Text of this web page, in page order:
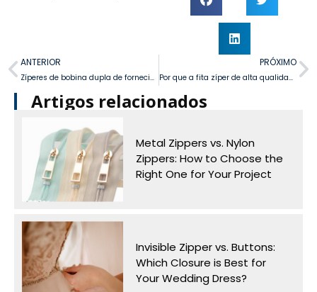
ANTERIOR
Zíperes de bobina dupla de fornecimento em massa para bagagem
PRÓXIMO
Por que a fita zíper de alta qualidade é essencial para aplicações industriais?
Artigos relacionados
Metal Zippers vs. Nylon
Zippers: How to Choose the
Right One for Your Project
Invisible Zipper vs. Buttons:
Which Closure is Best for
Your Wedding Dress?